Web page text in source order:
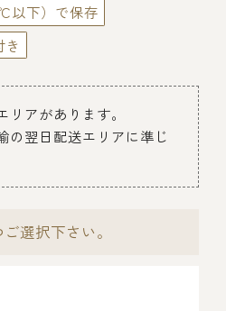
以下）で保存
アがあります。
の翌日配送エリアに準じ
選択下さい。